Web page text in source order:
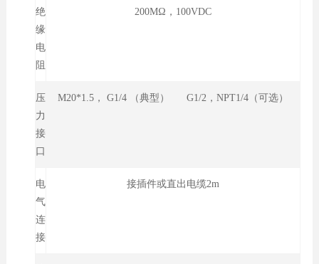
绝
缘
电
阻
200MΩ，100VDC
压
力
接
口
M20*1.5， G1/4 （典型） G1/2，NPT1/4（可选）
电
气
连
接
接插件或直出电缆2m